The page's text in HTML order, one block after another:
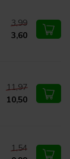
3,99
3,60
11,97
10,50
1,54